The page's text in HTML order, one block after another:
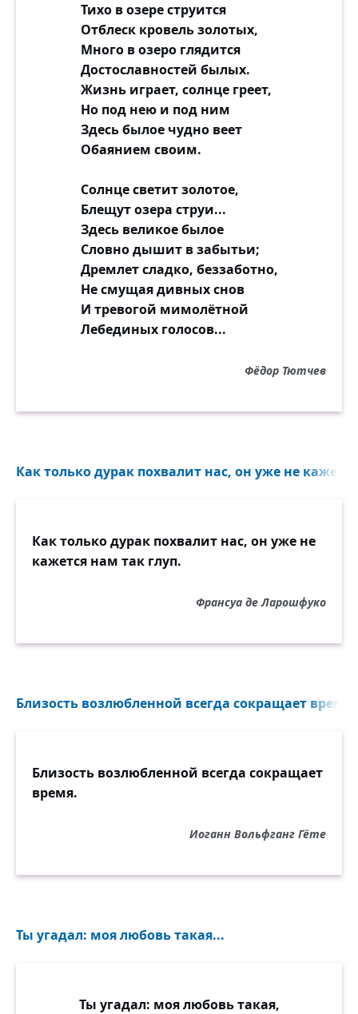
Тихо в озере струится
Отблеск кровель золотых,
Много в озеро глядится
Достославностей былых.
Жизнь играет, солнце греет,
Но под нею и под ним
Здесь былое чудно веет
Обаянием своим.
Солнце светит золотое,
Блещут озера струи...
Здесь великое былое
Словно дышит в забытьи;
Дремлет сладко, беззаботно,
Не смущая дивных снов
И тревогой мимолётной
Лебединых голосов...
Фёдор Тютчев
Как только дурак похвалит нас, он уже не
Как только дурак похвалит нас, он уже не
кажется нам так глуп.
Франсуа де Ларошфуко
Близость возлюбленной всегда сокращает
Близость возлюбленной всегда сокращает
время.
Иоганн Вольфганг Гёте
Ты угадал: моя любовь такая...
Ты угадал: моя любовь такая,